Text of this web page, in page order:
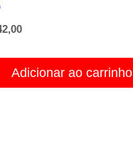
O
é:
Adicionar ao carrinho